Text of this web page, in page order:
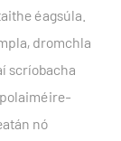
éagsúla.
dromchla
scríobacha
nó